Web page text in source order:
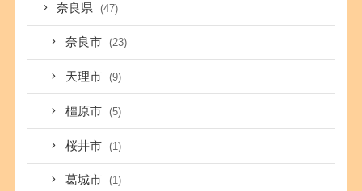
奈良県 (47)
奈良市 (23)
天理市 (9)
橿原市 (5)
桜井市 (1)
葛城市 (1)